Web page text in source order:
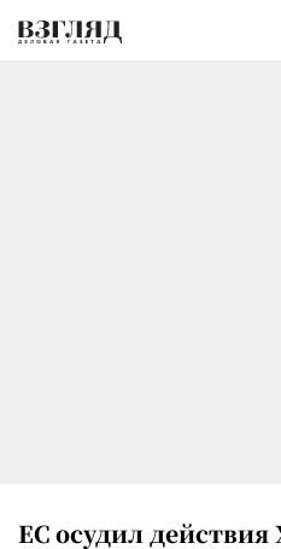
ЕС осудил